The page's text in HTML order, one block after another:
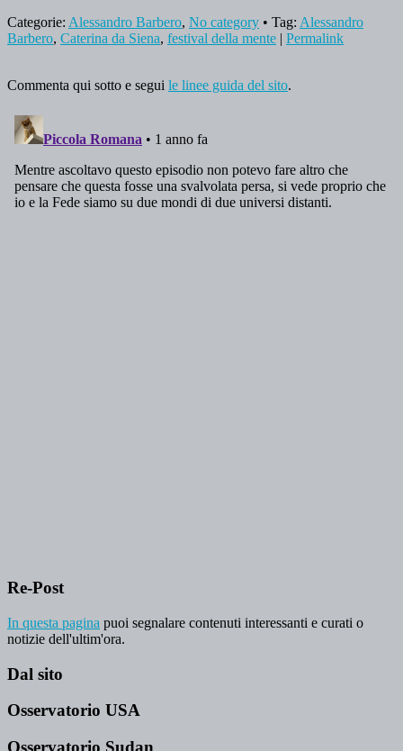
Categorie: Alessandro Barbero, No category • Tag: Alessandro
Barbero, Caterina da Siena, festival della mente | Permalink
Commenta qui sotto e segui le linee guida del sito.
Re-Post
In questa pagina puoi segnalare contenuti interessanti e curati o
notizie dell'ultim'ora.
Dal sito
Osservatorio USA
Osservatorio Sudan